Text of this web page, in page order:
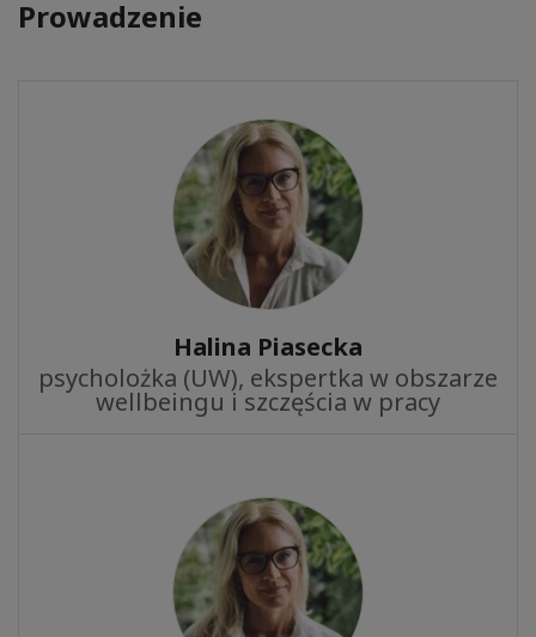
Prowadzenie
Halina Piasecka
psycholożka (UW), ekspertka w obszarze
wellbeingu i szczęścia w pracy